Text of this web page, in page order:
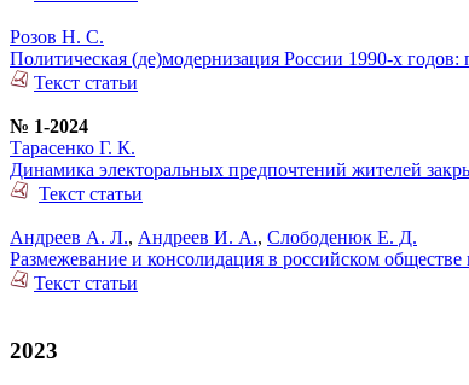
Розов Н. С.
Политическая (де)модернизация России 1990-х
Текст статьи
№ 1-2024
Тарасенко Г. К.
Динамика электоральных предпочтений жителей
Текст статьи
Андреев А. Л., Андреев И. А., Слободенюк Е. Д.
Размежевание и консолидация в российском
Текст статьи
2023